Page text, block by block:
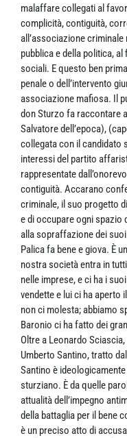
malaffare collegati al
complicità, contiguità,
all’associazione
pubblica e della politica,
sociali. E questo ben
penale o dell’intervento
associazione mafiosa. Il
don Sturzo fa raccontare
Salvatore dell’epoca),
collegata con il candidato
interessi del partito
rappresentate
contiguità. Accarano
criminale, il suo progetto
e di occupare ogni spazio
alla sopraffazione dei
Palica fa bene e giova. È
nostra società entra in
nelle imprese, e ci ha i
vendette e lui ci ha aperto
non ci molesta; abbiamo
Baronio ci ha fatto dei
Oltre a Leonardo
Umberto Santino, tratto
Santino è
sturziano. È da quelle
attualità dell’impegno
della battaglia per il bene
è un preciso atto di